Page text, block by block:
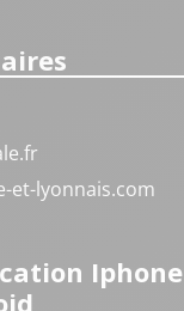
et-lyonnais.com
Iphone